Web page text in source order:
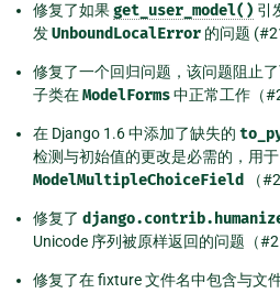
修复了如果get_user_model() 引
发UnboundLocalError 的问题
修复了一个回归问题，该问题阻止
子类在ModelForms中正常工作（
在 Django 1.6 中添加了缺失的
检测与初始值的更改是必需的，用于
ModelMultipleChoiceField （
修复了
Unicode 序列被原样返回的问题（
修复了在 fixture 文件名中包含与文